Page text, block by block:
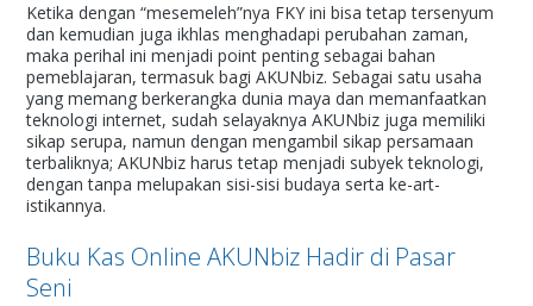
Ketika dengan “mesemeleh”nya FKY ini bisa tetap tersenyum
dan kemudian juga ikhlas menghadapi perubahan zaman,
maka perihal ini menjadi point penting sebagai bahan
pemeblajaran, termasuk bagi AKUNbiz. Sebagai satu usaha
yang memang berkerangka dunia maya dan memanfaatkan
teknologi internet, sudah selayaknya AKUNbiz juga memiliki
sikap serupa, namun dengan mengambil sikap persamaan
terbaliknya; AKUNbiz harus tetap menjadi subyek teknologi,
dengan tanpa melupakan sisi-sisi budaya serta ke-art-
istikannya.
Buku Kas Online AKUNbiz Hadir di Pasar
Seni